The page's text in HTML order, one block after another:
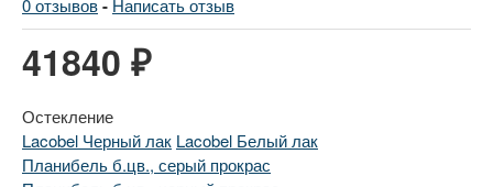
0 отзывов- Написать отзыв
41840 ₽
Остекление
Lacobel Черный лак Lacobel Белый лак
Планибель б.цв., серый прокрас